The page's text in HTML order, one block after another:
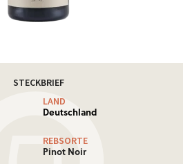
STECKBRIEF
LAND
Deutschland
REBSORTE
Pinot Noir